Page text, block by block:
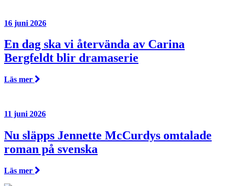
16 juni 2026
En dag ska vi återvända av Carina
Bergfeldt blir dramaserie
Läs mer
11 juni 2026
Nu släpps Jennette McCurdys omtalade
roman på svenska
Läs mer